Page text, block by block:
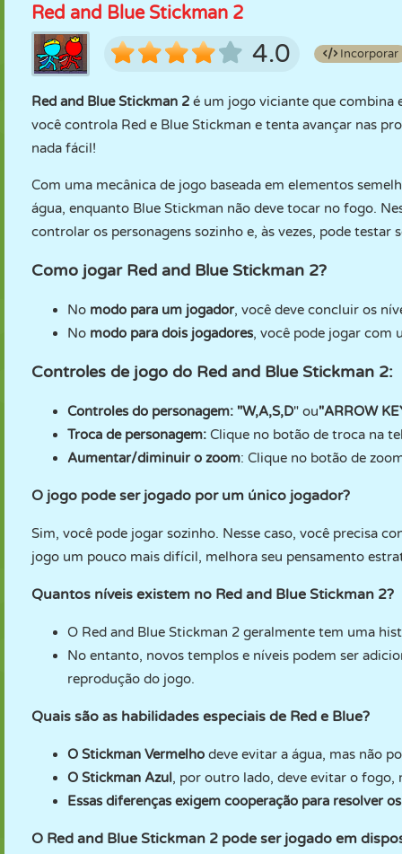
Red and Blue Stickman 2
4.0 Incorporar
Red and Blue Stickman 2 é um jogo viciante que combina
você controla Red e Blue Stickman e tenta avançar nas
nada fácil!
Com uma mecânica de jogo baseada em elementos
água, enquanto Blue Stickman não deve tocar no fogo.
controlar os personagens sozinho e, às vezes, pode
Como jogar Red and Blue Stickman 2?
No modo para um jogador, você deve concluir os
No modo para dois jogadores, você pode jogar com
Controles de jogo do Red and Blue Stickman 2:
Controles do personagem: "W,A,S,D" ou"ARROW
Troca de personagem: Clique no botão de troca na
Aumentar/diminuir o zoom: Clique no botão de
O jogo pode ser jogado por um único jogador?
Sim, você pode jogar sozinho. Nesse caso, você precisa
jogo um pouco mais difícil, melhora seu pensamento
Quantos níveis existem no Red and Blue Stickman 2?
O Red and Blue Stickman 2 geralmente tem uma
No entanto, novos templos e níveis podem ser
reprodução do jogo.
Quais são as habilidades especiais de Red e Blue?
O Stickman Vermelho deve evitar a água, mas não
O Stickman Azul, por outro lado, deve evitar o fogo,
Essas diferenças exigem cooperação para resolver
O Red and Blue Stickman 2 pode ser jogado em